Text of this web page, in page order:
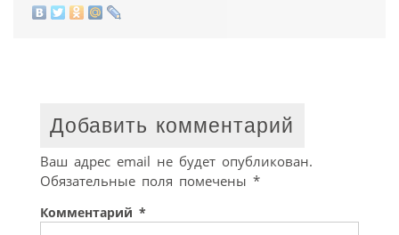
Добавить комментарий
Ваш адрес email не будет опубликован.
Обязательные поля помечены *
Комментарий *